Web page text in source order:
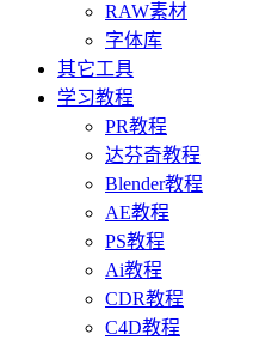
RAW素材
字体库
其它工具
学习教程
PR教程
达芬奇教程
Blender教程
AE教程
PS教程
Ai教程
CDR教程
C4D教程